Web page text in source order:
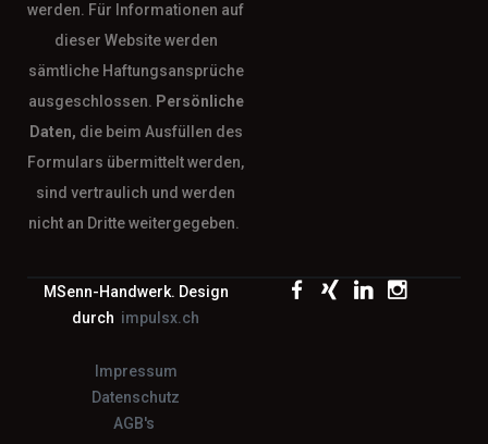
werden. Für Informationen auf
dieser Website werden
sämtliche Haftungsansprüche
ausgeschlossen. Persönliche
Daten, die beim Ausfüllen des
Formulars übermittelt werden,
sind vertraulich und werden
nicht an Dritte weitergegeben.
MSenn-Handwerk. Design
durch impulsx.ch
Impressum
Datenschutz
AGB's